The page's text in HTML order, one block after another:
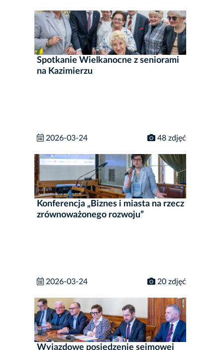
Spotkanie Wielkanocne z seniorami
na Kazimierzu
2026-03-24 48 zdjęć
Konferencja „Biznes i miasta na rzecz
zrównoważonego rozwoju”
2026-03-24 20 zdjęć
Wyjazdowe posiedzenie sejmowej